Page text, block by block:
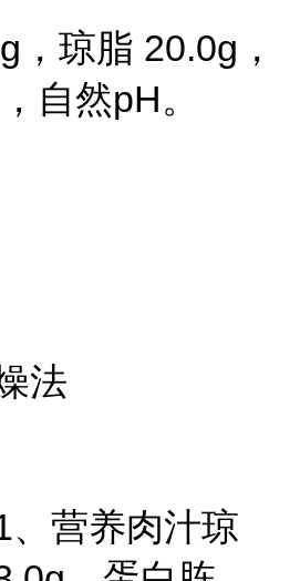
，琼脂 20.0g，
自然pH。
法
、营养肉汁琼